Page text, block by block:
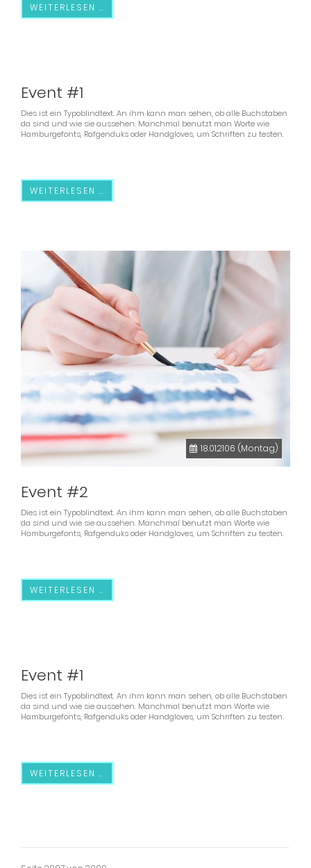
WEITERLESEN …
Event #1
Dies ist ein Typoblindtext. An ihm kann man sehen, ob alle Buchstaben
da sind und wie sie aussehen. Manchmal benutzt man Worte wie
Hamburgefonts, Rafgenduks oder Handgloves, um Schriften zu testen.
WEITERLESEN …
18.01.2106 (Montag)
Event #2
Dies ist ein Typoblindtext. An ihm kann man sehen, ob alle Buchstaben
da sind und wie sie aussehen. Manchmal benutzt man Worte wie
Hamburgefonts, Rafgenduks oder Handgloves, um Schriften zu testen.
WEITERLESEN …
Event #1
Dies ist ein Typoblindtext. An ihm kann man sehen, ob alle Buchstaben
da sind und wie sie aussehen. Manchmal benutzt man Worte wie
Hamburgefonts, Rafgenduks oder Handgloves, um Schriften zu testen.
WEITERLESEN …